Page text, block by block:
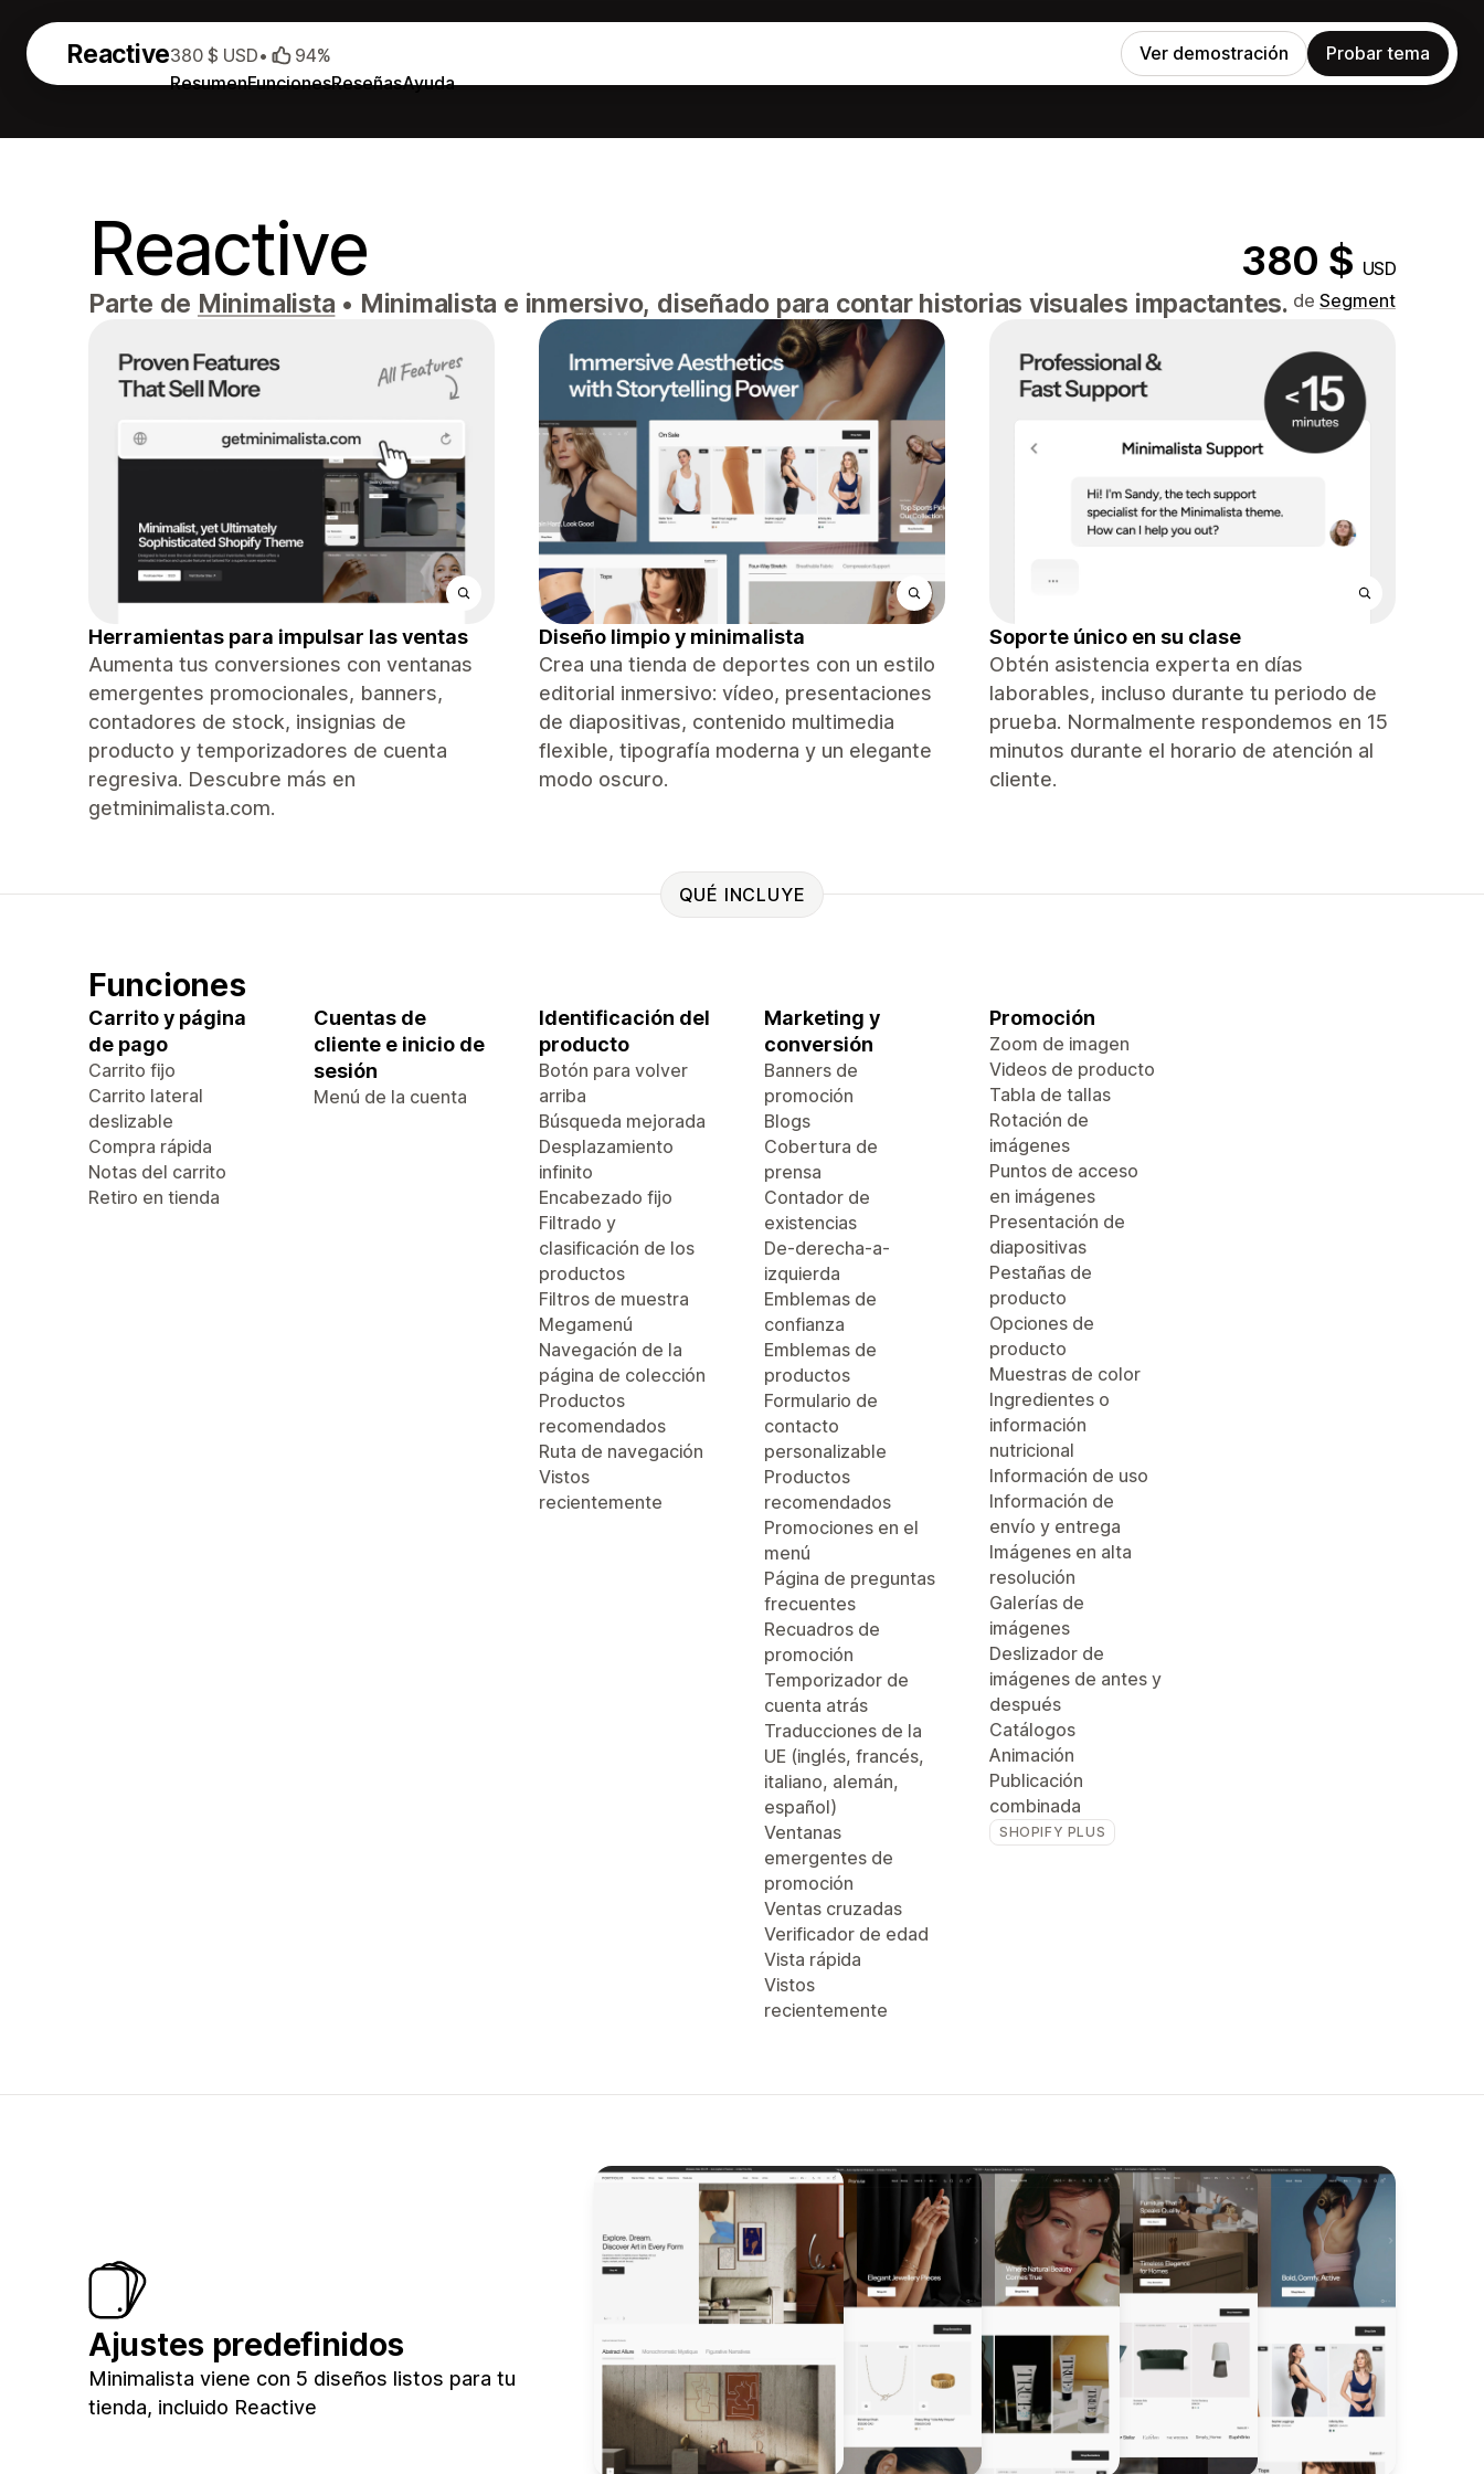
Reactive
ResumenFuncionesReseñasAyuda
380 $ USD• 94% Ver demostración Probar tema
Reactive 380 $ USD
Parte de Minimalista • Minimalista e inmersivo, diseñado para contar historias visuales impactantes. de Segment
Herramientas para impulsar las ventas
Aumenta tus conversiones con ventanas
emergentes promocionales, banners,
contadores de stock, insignias de
producto y temporizadores de cuenta
regresiva. Descubre más en
getminimalista.com.
Diseño limpio y minimalista
Crea una tienda de deportes con un estilo
editorial inmersivo: vídeo, presentaciones
de diapositivas, contenido multimedia
flexible, tipografía moderna y un elegante
modo oscuro.
Soporte único en su clase
Obtén asistencia experta en días
laborables, incluso durante tu periodo de
prueba. Normalmente respondemos en 15
minutos durante el horario de atención al
cliente.
QUÉ INCLUYE
Funciones
Carrito y página
de pago
Carrito fijo
Carrito lateral
deslizable
Compra rápida
Notas del carrito
Retiro en tienda
Cuentas de
cliente e inicio de
sesión
Menú de la cuenta
Identificación del
producto
Botón para volver
arriba
Búsqueda mejorada
Desplazamiento
infinito
Encabezado fijo
Filtrado y
clasificación de los
productos
Filtros de muestra
Megamenú
Navegación de la
página de colección
Productos
recomendados
Ruta de navegación
Vistos
recientemente
Marketing y
conversión
Banners de
promoción
Blogs
Cobertura de
prensa
Contador de
existencias
De-derecha-a-
izquierda
Emblemas de
confianza
Emblemas de
productos
Formulario de
contacto
personalizable
Productos
recomendados
Promociones en el
menú
Página de preguntas
frecuentes
Recuadros de
promoción
Temporizador de
cuenta atrás
Traducciones de la
UE (inglés, francés,
italiano, alemán,
español)
Ventanas
emergentes de
promoción
Ventas cruzadas
Verificador de edad
Vista rápida
Vistos
recientemente
Promoción
Zoom de imagen
Videos de producto
Tabla de tallas
Rotación de
imágenes
Puntos de acceso
en imágenes
Presentación de
diapositivas
Pestañas de
producto
Opciones de
producto
Muestras de color
Ingredientes o
información
nutricional
Información de uso
Información de
envío y entrega
Imágenes en alta
resolución
Galerías de
imágenes
Deslizador de
imágenes de antes y
después
Catálogos
Animación
Publicación
combinada
SHOPIFY PLUS
Ajustes predefinidos
Minimalista viene con 5 diseños listos para tu
tienda, incluido Reactive